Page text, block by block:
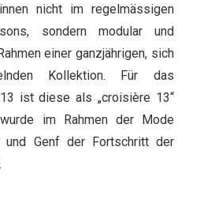
nicht im regelmässigen
sondern modular und
einer ganzjährigen, sich
Kollektion. Für das
ist diese als „croisière 13“
im Rahmen der Mode
und Genf der Fortschritt der